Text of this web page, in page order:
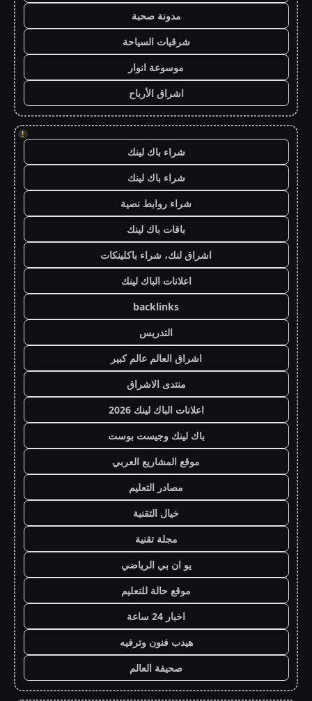
مدونة صحبة
شرقيات السياحة
موسوعة انوار
اشراق الأرباح
!
شراء باك لينك
شراء باك لينك
شراء روابط نصية
باقات باك لينك
اشراق لنك، شراء باكلينكات
اعلانات الباك لينك
backlinks
التدريس
اشراق العالم عالم كبير
منتدى الاشراق
اعلانات الباك لينك 2026
باك لينك وجيست بوست
موقع المشاريع العربي
مصادر التعليم
خيال التقنية
مجلة تقنية
يو ان بي الرياضي
موقع حالة للتعليم
اخبار 24 ساعة
هيدب فنون وترفيه
صحيفة العالم